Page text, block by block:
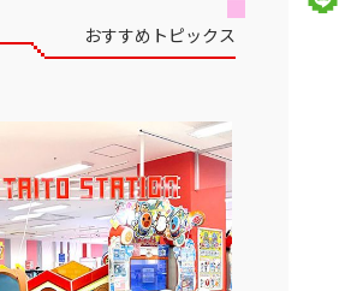
おすすめトピックス